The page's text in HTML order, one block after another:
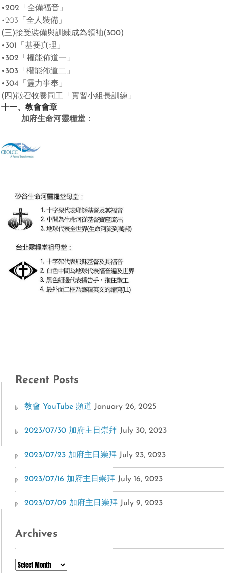
•202「全備福音 」
•203「全人 裝備 」
(三)接受裝備與訓練成為領袖(300)
•301「基要真理 」
•302「權能佈道一 」
•303「權能佈道二 」
•304「 靈力事奉」
(四)徵召牧養 同工「實習小組長訓練」
十一、教會會章
加府生命河靈糧堂：
Recent Posts
教會 YouTube 頻道 January 26, 2025
2023/07/30 加府主日崇拜 July 30, 2023
2023/07/23 加府主日崇拜 July 23, 2023
2023/07/16 加府主日崇拜 July 16, 2023
2023/07/09 加府主日崇拜 July 9, 2023
Archives
Archives